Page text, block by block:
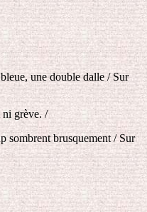
une double dalle / Sur
ni grève. /
sombrent brusquement / Sur